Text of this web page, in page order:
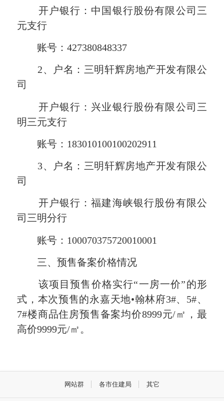
开户银行：中国银行股份有限公司三
元支行
账号：427380848337
2、户名：三明轩辉房地产开发有限公
司
开户银行：兴业银行股份有限公司三
明三元支行
账号：183010100100202911
3、户名：三明轩辉房地产开发有限公
司
开户银行：福建海峡银行股份有限公
司三明分行
账号：100070375720010001
三、预售备案价格情况
该项目预售价格实行“一房一价”的形
式， 本次预售的永嘉天地•翰林府3#、5#、
7#楼商品住房预售备案均价8999元/㎡，最
高价9999元/㎡。
网站群 各市住建局 其它